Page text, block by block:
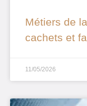
Métiers de
cachets et
11/05/2026